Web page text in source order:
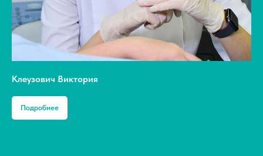
Клеузович Виктория
Подробнее